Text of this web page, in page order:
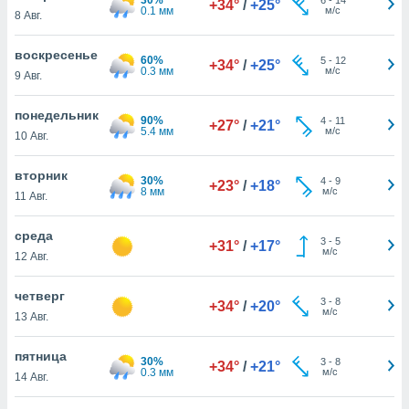
действия
рекламу
нашей
cookie
cookie
в
нашего
8 Авг.
0.1 мм
+34° / +25°
м/с
воскресенье
9 Авг.
60%
0.3 мм
+34° / +25° 5- 12
м/с
понедельник
10 Авг.
90%
5.4 мм
+27° / +21° 4- 11
м/с
вторник
11 Авг.
30%
8 мм
+23° / +18° 4- 9
м/с
среда
12 Авг.
+31° / +17° 3- 5
м/с
четверг
13 Авг.
+34° / +20° 3- 8
м/с
пятница
14 Авг.
30%
0.3 мм
+34° / +21° 3- 8
м/с